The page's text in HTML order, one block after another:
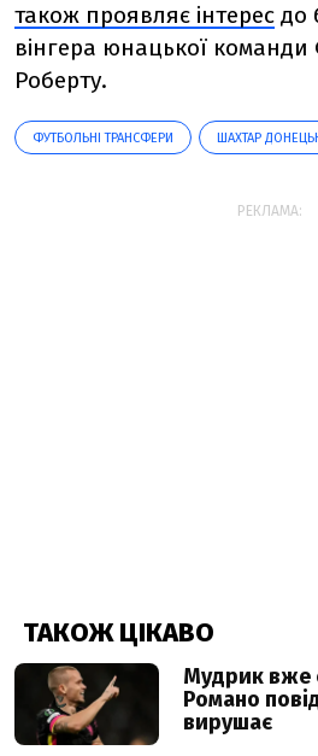
також проявляє інтерес до
вінгера юнацької
Роберту.
ФУТБОЛЬНІ ТРАНСФЕРИ ШАХТАР
РЕКЛАМА: